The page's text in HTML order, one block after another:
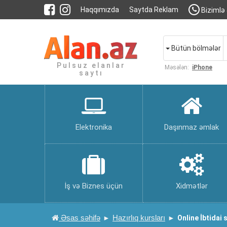
Haqqımızda Saytda Reklam Bizimlə
Pulsuz elanlar
saytı
Bütün bölmələr
Məsələn: iPhone
Elektronika Daşınmaz əmlak
İş və Biznes üçün Xidmətlər
Əsas səhifə Hazırlıq kursları Online İbtidai